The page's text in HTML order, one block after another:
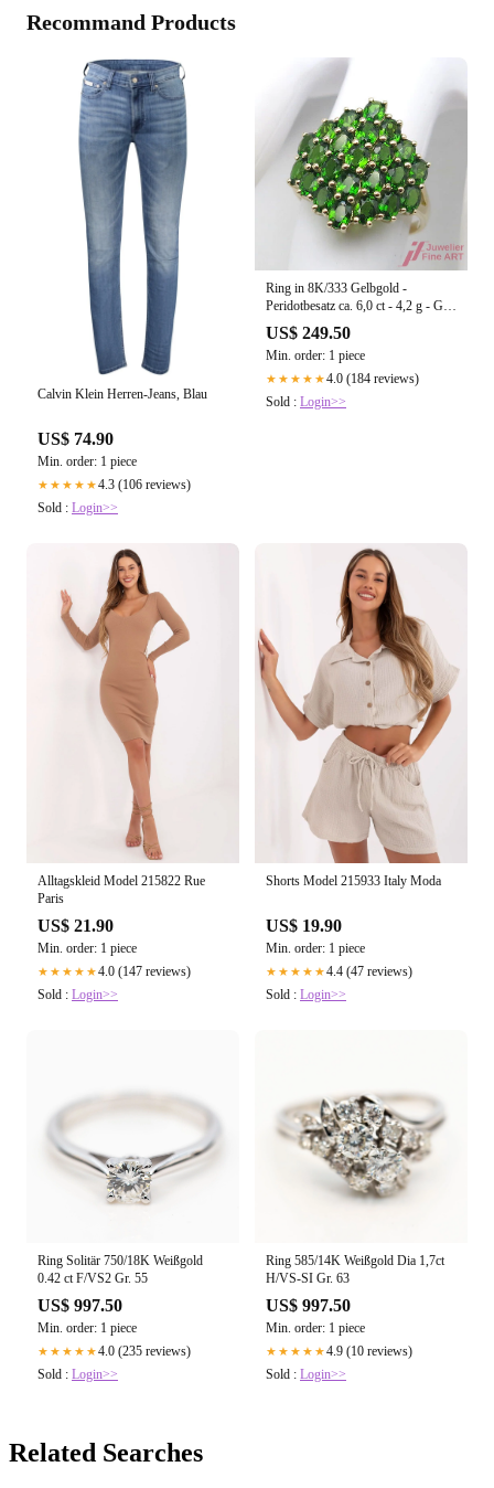
Recommand Products
Calvin Klein Herren-Jeans, Blau
US$ 74.90
Min. order: 1 piece
★★★★★4.3 (106 reviews)
Sold : Login>>
Ring in 8K/333 Gelbgold -
Peridotbesatz ca. 6,0 ct - 4,2 g - Gr.
56 - TOP
US$ 249.50
Min. order: 1 piece
★★★★★4.0 (184 reviews)
Sold : Login>>
Alltagskleid Model 215822 Rue
Paris
US$ 21.90
Min. order: 1 piece
★★★★★4.0 (147 reviews)
Sold : Login>>
Shorts Model 215933 Italy Moda
US$ 19.90
Min. order: 1 piece
★★★★★4.4 (47 reviews)
Sold : Login>>
Ring Solitär 750/18K Weißgold
0.42 ct F/VS2 Gr. 55
US$ 997.50
Min. order: 1 piece
★★★★★4.0 (235 reviews)
Sold : Login>>
Ring 585/14K Weißgold Dia 1,7ct
H/VS-SI Gr. 63
US$ 997.50
Min. order: 1 piece
★★★★★4.9 (10 reviews)
Sold : Login>>
Related Searches